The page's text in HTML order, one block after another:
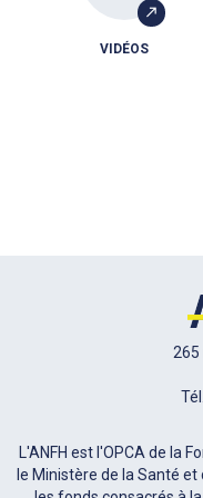
VIDÉOS
265
L'ANFH est l'OPCA de la
le Ministère de la Santé